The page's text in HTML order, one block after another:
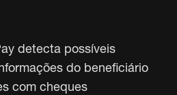
detecta possíveis
do beneficiário
com cheques